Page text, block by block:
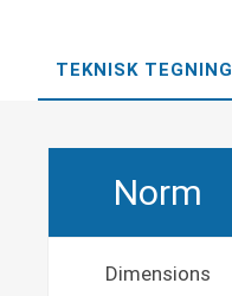
TEKNISK TEGNING
Norm
Dimensions